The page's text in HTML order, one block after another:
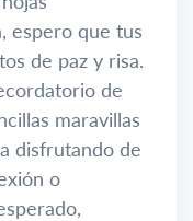
espero que tus
de paz y risa.
de
maravillas
disfrutando de
o